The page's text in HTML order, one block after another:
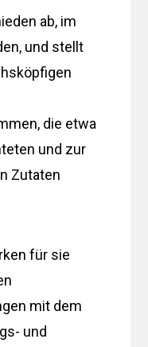
ab, im
und stellt
die etwa
und zur
Zutaten
für sie
mit dem
und